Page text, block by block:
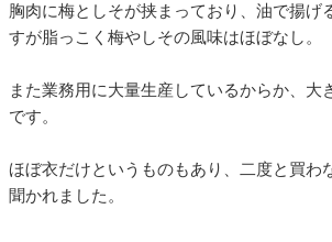
胸肉に梅としそが挟まっており、油で揚げ
すが脂っこく梅やしその風味はほぼなし。
また業務用に大量生産しているからか、大
です。
ほぼ衣だけというものもあり、二度と買わ
聞かれました。